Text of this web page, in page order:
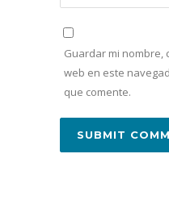
Guardar mi nombre,
web en este
que comente.